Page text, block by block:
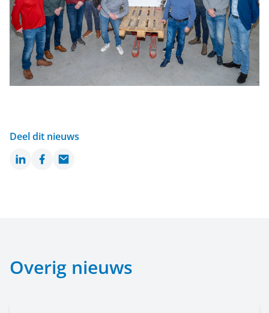
Deel dit nieuws
LinkedInFacebook
Email
Overig nieuws